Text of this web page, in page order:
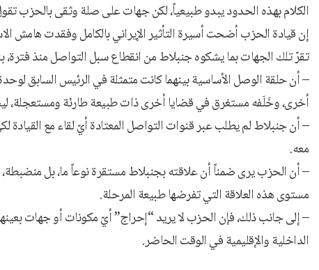
الكلام بهذه الحدود يبدو طبيعياً، لكن جهات على صلة وثقى بالحزب
إن قيادة الحزب أضحت أسيرة التأثير الإيراني بالكامل وفقدت هامش
تقرّ تلك الجهات بما يشكوه جنبلاط من انقطاع سبل التواصل منذ فترة،
– أن حلقة الوصل الأساسية بينهما كانت متمثلة في الرئيس السابق
أخرى، وخَلَفه مستغرق في قضايا أخرى ذات طبيعة طارئة ومستعجلة،
– أن جنبلاط لم يطلب عبر قنوات التواصل المعتادة أيّ لقاء مع
معه.
– أن الحزب يرى ضمناً أن علاقته بجنبلاط مستقرة نوعاً ما، بل
مستوى هذه العلاقة التي تفرضها طبيعة المرحلة.
– إلى جانب ذلك، فإن الحزب لا يريد “إحراج” أيّ مكونات أو جهات
الداخلية والإقليمية في الوقت الحاضر.